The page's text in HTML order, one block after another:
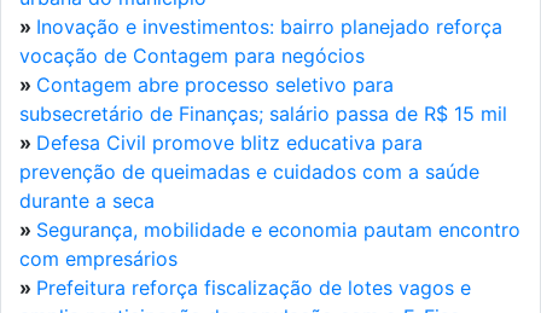
» Inovação e investimentos: bairro planejado reforça
vocação de Contagem para negócios
» Contagem abre processo seletivo para
subsecretário de Finanças; salário passa de R$ 15 mil
» Defesa Civil promove blitz educativa para
prevenção de queimadas e cuidados com a saúde
durante a seca
» Segurança, mobilidade e economia pautam encontro
com empresários
» Prefeitura reforça fiscalização de lotes vagos e